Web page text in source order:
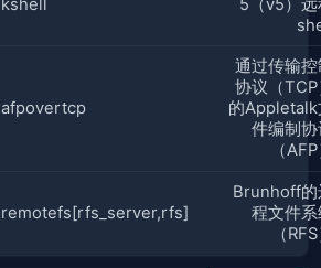
kshell
5（v5）远
afpovertcp
通过传输控
协议（TCP
的Appletalk
件编制协
（
remotefs[rfs_server,rfs]
Brunhoff的
程文件系
（